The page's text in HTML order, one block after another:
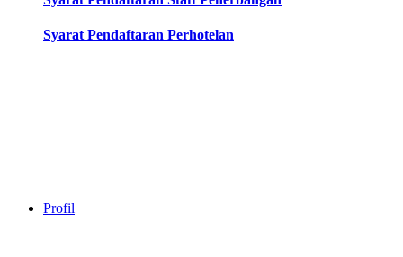
Syarat Pendaftaran Perhotelan
Profil